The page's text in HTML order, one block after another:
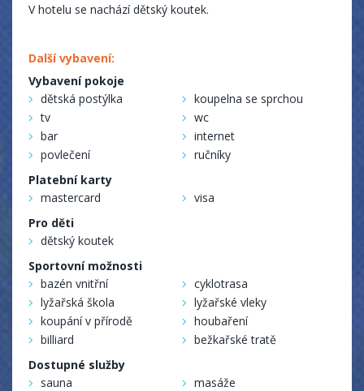
V hotelu se nachází dětský koutek.
Další vybavení:
Vybavení pokoje
dětská postýlka
koupelna se sprchou
tv
wc
bar
internet
povlečení
ručníky
Platební karty
mastercard
visa
Pro děti
dětský koutek
Sportovní možnosti
bazén vnitřní
cyklotrasa
lyžařská škola
lyžařské vleky
koupání v přírodě
houbaření
billiard
bežkařské tratě
Dostupné služby
sauna
masáže